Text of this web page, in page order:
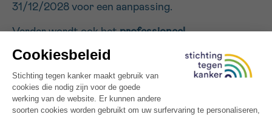
31/12/2028 voor een aanpassing.
Verder wordt ook hetprofessioneel
bijvoorbeeld toeristische bussen of taxi’s.
Deze maatregelen gelden zowel voor sigaretten als
voor e-sigaretten.